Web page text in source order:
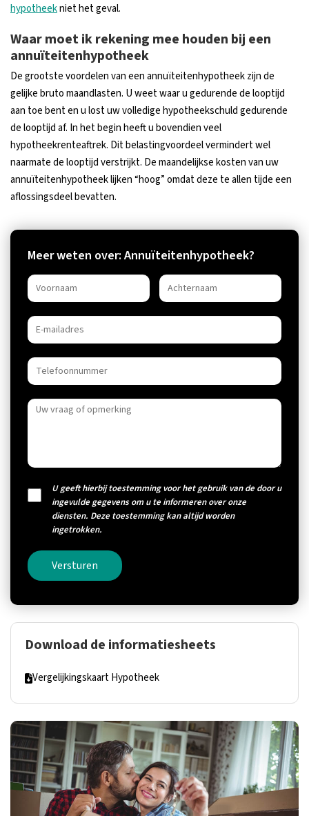
hypotheekniet het geval.
Waar moet ik rekening mee houden bij een
annuïteitenhypotheek
De grootste voordelen van een annuïteitenhypotheek zijn de
gelijke bruto maandlasten. U weet waar u gedurende de looptijd
aan toe bent en u lost uw volledige hypotheekschuld gedurende
de looptijd af. In het begin heeft u bovendien veel
hypotheekrenteaftrek. Dit belastingvoordeel vermindert wel
naarmate de looptijd verstrijkt. De maandelijkse kosten van uw
annuïteitenhypotheek lijken “hoog” omdat deze te allen tijde een
aflossingsdeel bevatten.
Meer weten over: Annuïteitenhypotheek?
U geeft hierbij toestemming voor het gebruik van de door u
ingevulde gegevens om u te informeren over onze
diensten. Deze toestemming kan altijd worden
ingetrokken.
Versturen
Download de informatiesheets
Vergelijkingskaart Hypotheek